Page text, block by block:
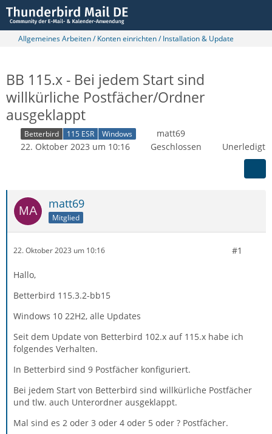
Allgemeines Arbeiten / Konten einrichten / Installation & Update
BB 115.x - Bei jedem Start sind
willkürliche Postfächer/Ordner
ausgeklappt
Betterbird 115 ESR Windows
matt69
22. Oktober 2023 um 10:16
Geschlossen Unerledigt
matt69
Mitglied
22. Oktober 2023 um 10:16 #1
Hallo,
Betterbird 115.3.2-bb15
Windows 10 22H2, alle Updates
Seit dem Update von Betterbird 102.x auf 115.x habe ich
folgendes Verhalten.
In Betterbird sind 9 Postfächer konfiguriert.
Bei jedem Start von Betterbird sind willkürliche Postfächer
und tlw. auch Unterordner ausgeklappt.
Mal sind es 2 oder 3 oder 4 oder 5 oder ? Postfächer.